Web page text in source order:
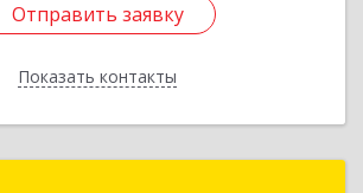
Отправить заявку
Показать контакты
Отправить заявку
Назад